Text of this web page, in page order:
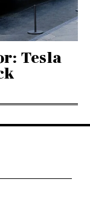
Tesla